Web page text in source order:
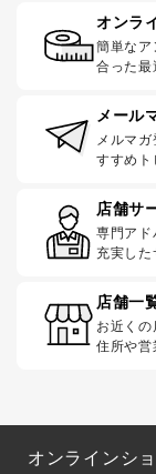
オンラ
簡単なア
合った最
メール
メルマ
すすめト
店舗サ
専門アド
充実した
店舗一
お近くの
住所や営
オンラインシ